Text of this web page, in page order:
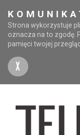
Strona wykorzystuje
oznacza na to zgodę.
pamięci twojej
X